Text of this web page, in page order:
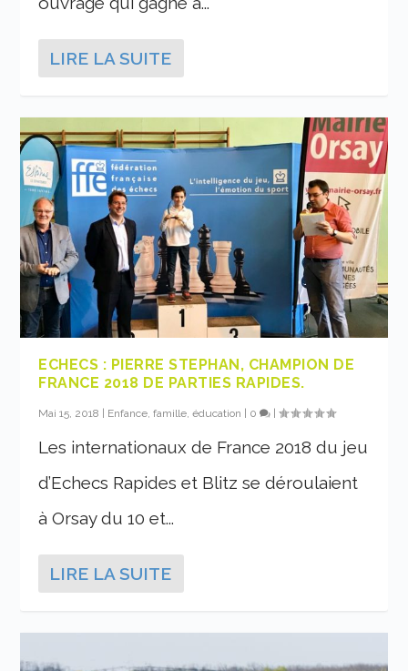
LIRE LA SUITE
ECHECS : PIERRE STEPHAN, CHAMPION DE
FRANCE 2018 DE PARTIES RAPIDES.
Mai 15, 2018 Enfance, famille, éducation 0 |
Les internationaux de France 2018 du jeu
d’Echecs Rapides et Blitz se déroulaient
à Orsay du 10 et...
LIRE LA SUITE